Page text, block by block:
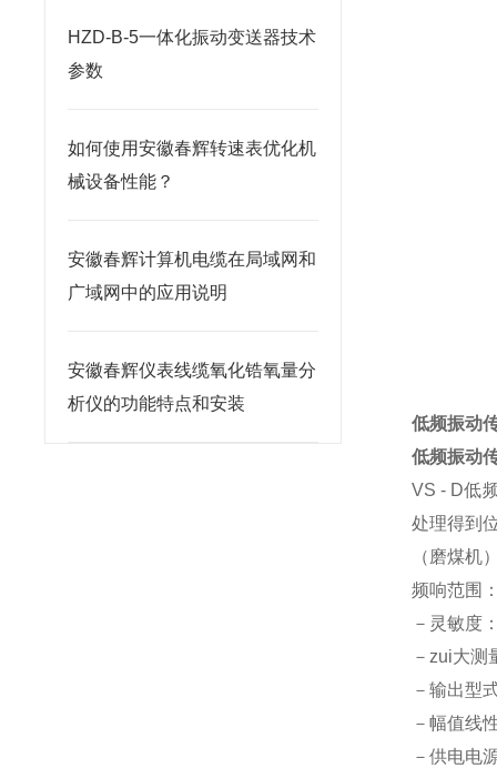
HZD-B-5一体化振动变送器技术
参数
如何使用安徽春辉转速表优化机
械设备性能？
安徽春辉计算机电缆在局域网和
广域网中的应用说明
安徽春辉仪表线缆氧化锆氧量分
析仪的功能特点和安装
低频振动
低频振动
VS - D低
处理得到
（磨煤机
频响范围
－灵敏度
－zui大测
－输出型
－幅值线
－供电电